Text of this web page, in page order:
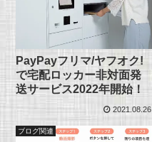
PayPayフリマ/ヤフオク!
で宅配ロッカー非対面発
送サービス2022年開始！
2021.08.26
ブログ関連